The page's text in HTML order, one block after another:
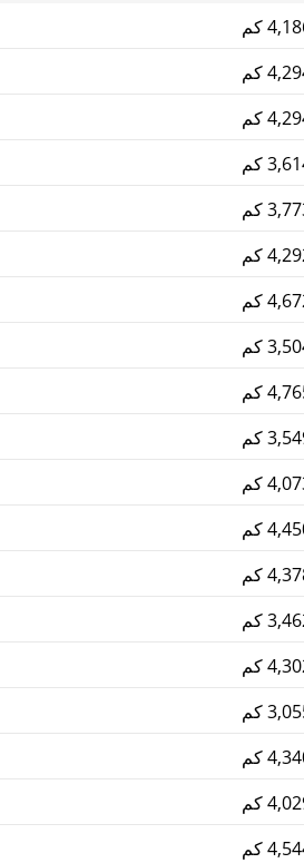
كم
كم
كم
كم
كم
كم
كم
كم
كم
كم
كم
كم
كم
كم
كم
كم
كم
كم
كم